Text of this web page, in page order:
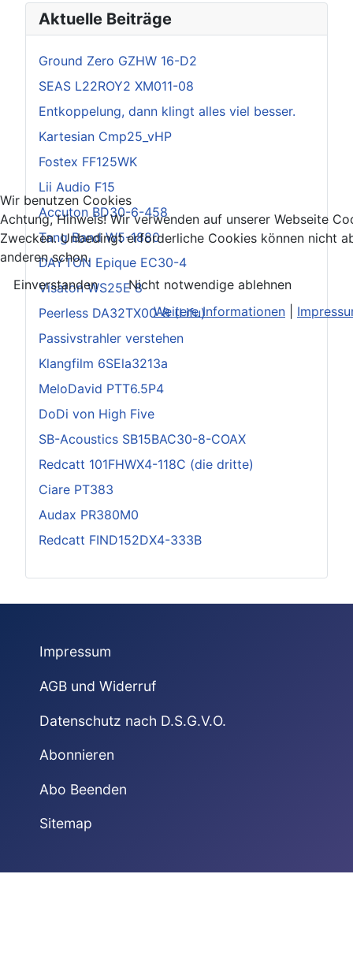
Aktuelle Beiträge
Ground Zero GZHW 16-D2
SEAS L22ROY2 XM011-08
Entkoppelung, dann klingt alles viel besser.
Kartesian Cmp25_vHP
Fostex FF125WK
Lii Audio F15
Accuton BD30-6-458
Tang Band W5-1880
DAYTON Epique EC30-4
Visaton WS25E 8
Peerless DA32TX00-8 (Lifu)
Passivstrahler verstehen
Klangfilm 6SEla3213a
MeloDavid PTT6.5P4
DoDi von High Five
SB-Acoustics SB15BAC30-8-COAX
Redcatt 101FHWX4-118C (die dritte)
Ciare PT383
Audax PR380M0
Redcatt FIND152DX4-333B
Impressum
AGB und Widerruf
Datenschutz nach D.S.G.V.O.
Abonnieren
Abo Beenden
Sitemap
Wir benutzen Cookies
Achtung, Hinweis! Wir verwenden auf unserer Webseite
Zwecken. Unbedingt erforderliche Cookies können nicht
anderen schon.
Einverstanden
Nicht notwendige ablehnen
Weitere Informationen